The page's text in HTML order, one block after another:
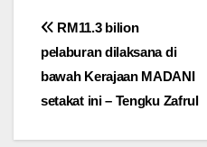
Post
navigation
RM11.3 bilion
pelaburan dilaksana di
bawah Kerajaan MADANI
setakat ini – Tengku Zafrul